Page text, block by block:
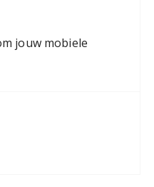
jouw mobiele